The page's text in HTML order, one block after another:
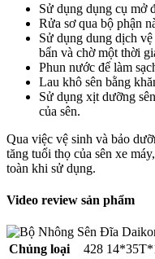
Sử dụng dụng cụ mở
Rửa sơ qua bộ phận
Sử dụng dung dịch
bẩn và chờ một thời
Phun nước để làm
Lau khô sên bằng
Sử dụng xịt dưỡng
của sên.
Qua việc vệ sinh và bảo
tăng tuổi thọ của sên xe
toàn khi sử dụng.
Video review sản phẩm
Chủng loại
428